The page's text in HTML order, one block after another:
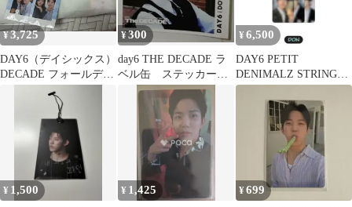
¥3,725
DAY6（デイシックス）
DECADE フォールディ
ングマット 4カット写
¥ 300
day6 THE DECADE ラ
ベル缶 ステッカー
ドウン DOWOON
¥ 6,500
DAY6 PETIT
DENIMALZ STRING
POUCH ドウン
¥ 1,500 ¥ 1,425 ¥699